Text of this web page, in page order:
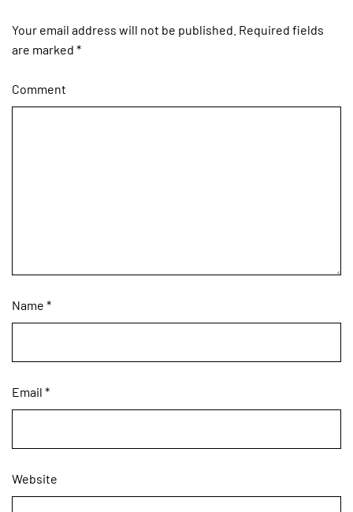
Your email address will not be published. Required fields
are marked *
Comment
Name *
Email *
Website